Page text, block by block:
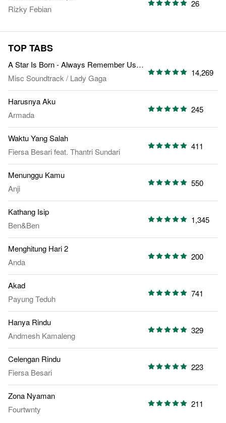
Rizky Febian
26
TOP TABS
A Star Is Born - Always Remember Us This Way
Misc Soundtrack/ Lady Gaga
14,269
Harusnya Aku
Armada
245
Waktu Yang Salah
Fiersa Besarifeat. Thantri Sundari
411
Menunggu Kamu
Anji
550
Kathang Isip
Ben&Ben
1,345
Menghitung Hari 2
Anda
200
Akad
Payung Teduh
741
Hanya Rindu
Andmesh Kamaleng
329
Celengan Rindu
Fiersa Besari
223
Zona Nyaman
Fourtwnty
211